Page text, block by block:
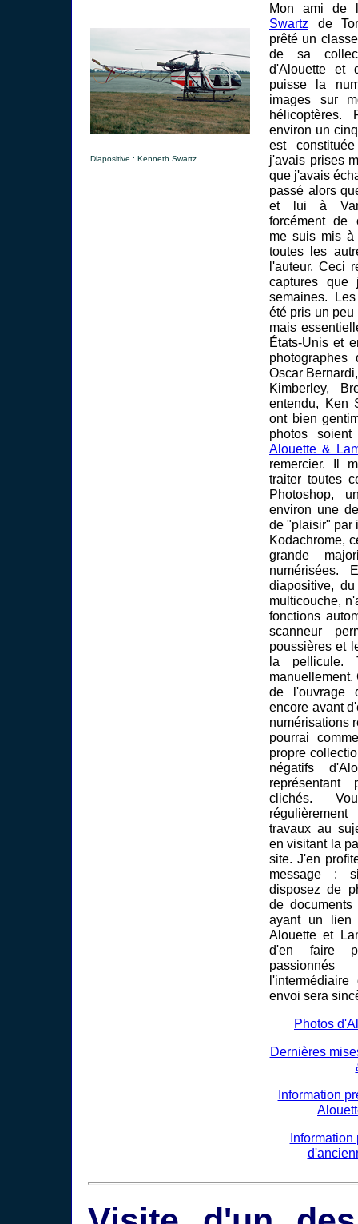
Diapositive : Kenneth Swartz
Mon ami de
Swartz de
prêté un
de sa
d'Alouette et
puisse la
images sur
hélicoptères.
environ un
est
j'avais prises
que j'avais
passé alors
et lui à
forcément de
me suis mis à
toutes les
l'auteur. Ceci
captures que
semaines.
été pris un
mais
États-Unis et
photographes
Oscar
Kimberley,
entendu, Ken
ont bien
photos
Alouette &
remercier. Il
traiter toutes
Photoshop,
environ une
de "plaisir" par
Kodachrome,
grande
numérisées.
diapositive,
multicouche,
fonctions
scanneur
poussières et
la pellicule.
manuellement.
de l'ouvrage
encore avant
numérisations
pourrai
propre
négatifs
représentant
clichés.
travaux au
en visitant la
site. J'en
message :
disposez de
de
ayant un lien
Alouette et
d'en faire
envoi sera
Photos
Dernières
Information